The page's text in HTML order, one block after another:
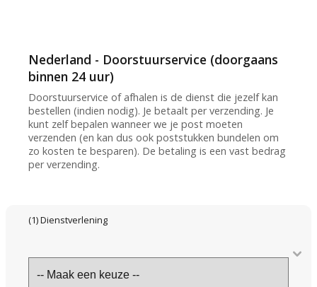
Nederland - Doorstuurservice (doorgaans
binnen 24 uur)
Doorstuurservice of afhalen is de dienst die jezelf kan
bestellen (indien nodig). Je betaalt per verzending. Je
kunt zelf bepalen wanneer we je post moeten
verzenden (en kan dus ook poststukken bundelen om
zo kosten te besparen). De betaling is een vast bedrag
per verzending.
(1) Dienstverlening